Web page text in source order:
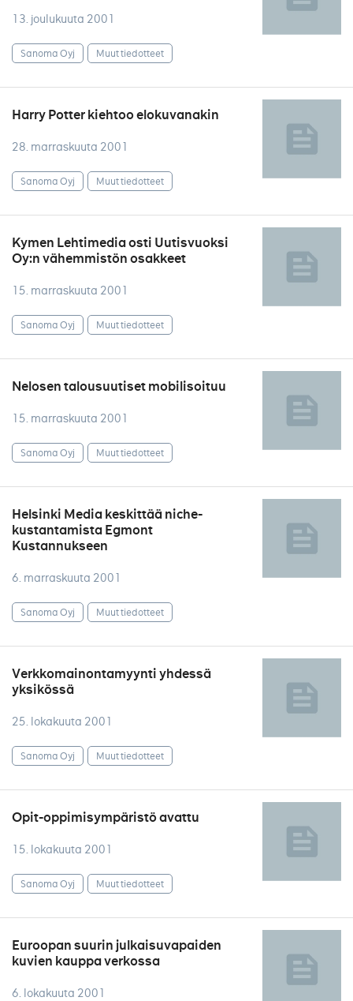
13. joulukuuta 2001
Sanoma Oyj Muut tiedotteet
Harry Potter kiehtoo elokuvanakin
28. marraskuuta 2001
Sanoma Oyj Muut tiedotteet
Kymen Lehtimedia osti Uutisvuoksi
Oy:n vähemmistön osakkeet
15. marraskuuta 2001
Sanoma Oyj Muut tiedotteet
Nelosen talousuutiset mobilisoituu
15. marraskuuta 2001
Sanoma Oyj Muut tiedotteet
Helsinki Media keskittää niche-
kustantamista Egmont
Kustannukseen
6. marraskuuta 2001
Sanoma Oyj Muut tiedotteet
Verkkomainontamyynti yhdessä
yksikössä
25. lokakuuta 2001
Sanoma Oyj Muut tiedotteet
Opit-oppimisympäristö avattu
15. lokakuuta 2001
Sanoma Oyj Muut tiedotteet
Euroopan suurin julkaisuvapaiden
kuvien kauppa verkossa
6. lokakuuta 2001